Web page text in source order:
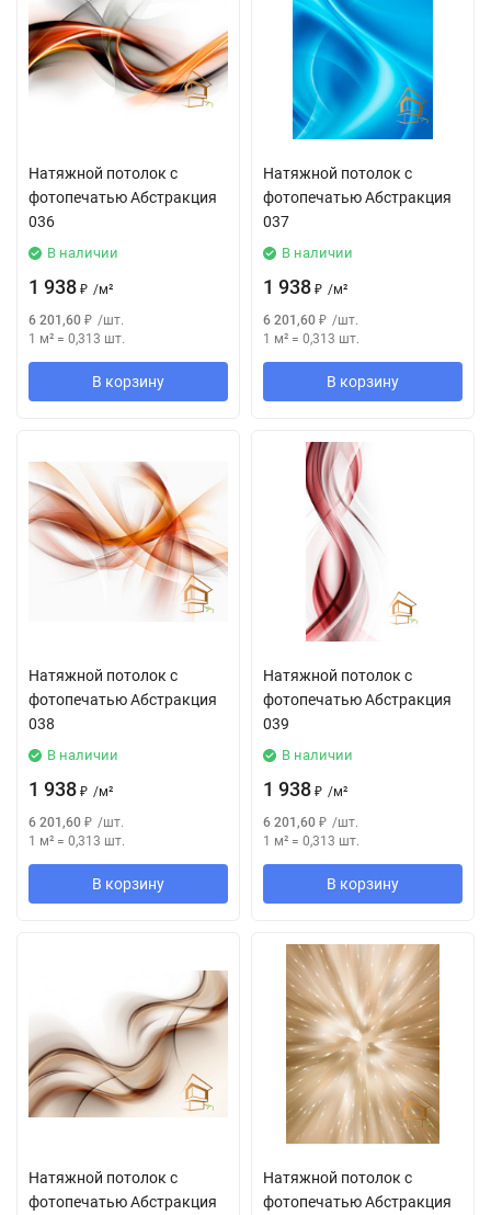
Натяжной потолок с
фотопечатью Абстракция
036
В наличии
1 938 ₽ /м²
6 201,60 ₽ /шт.
1 м² = 0,313 шт.
В корзину
Натяжной потолок с
фотопечатью Абстракция
037
В наличии
1 938 ₽ /м²
6 201,60 ₽ /шт.
1 м² = 0,313 шт.
В корзину
Натяжной потолок с
фотопечатью Абстракция
038
В наличии
1 938 ₽ /м²
6 201,60 ₽ /шт.
1 м² = 0,313 шт.
В корзину
Натяжной потолок с
фотопечатью Абстракция
039
В наличии
1 938 ₽ /м²
6 201,60 ₽ /шт.
1 м² = 0,313 шт.
В корзину
Натяжной потолок с
фотопечатью Абстракция
Натяжной потолок с
фотопечатью Абстракция